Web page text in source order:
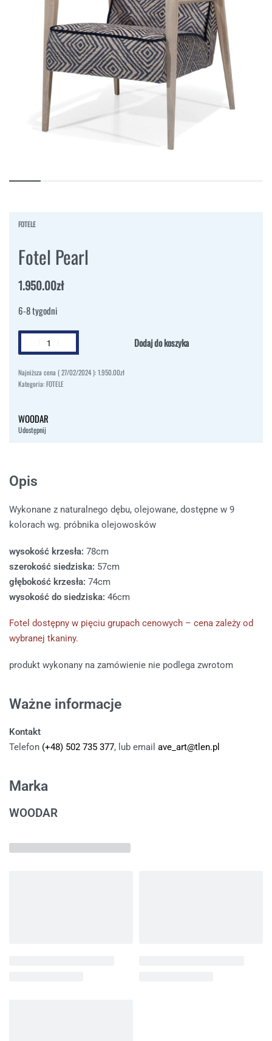
FOTELE
Fotel Pearl
1.950.00zł
6-8 tygodni
Dodaj do koszyka
Najniższa cena (27/02/2024):1.950.00zł
Kategoria:FOTELE
WOODAR
Udostępnij
Opis
Wykonane z naturalnego dębu, olejowane, dostępne w 9
kolorach wg. próbnika olejowosków
wysokość krzesła: 78cm
szerokość siedziska: 57cm
głębokość krzesła: 74cm
wysokość do siedziska: 46cm
Fotel dostępny w pięciu grupach cenowych – cena zależy od
wybranej tkaniny.
produkt wykonany na zamówienie nie podlega zwrotom
Ważne informacje
Kontakt
Telefon (+48) 502 735 377, lub email ave_art@tlen.pl
Marka
WOODAR